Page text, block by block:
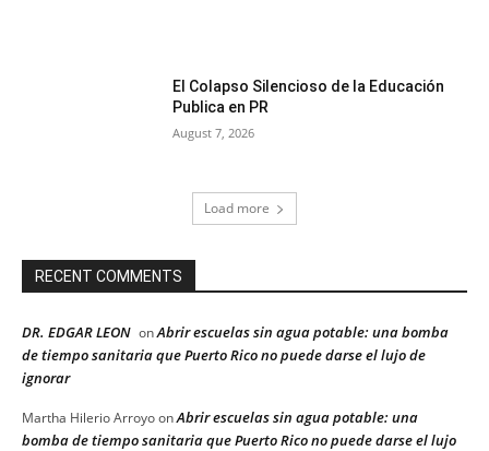
El Colapso Silencioso de la Educación
Publica en PR
August 7, 2026
Load more
RECENT COMMENTS
DR. EDGAR LEON onAbrir escuelas sin agua potable: una bomba
de tiempo sanitaria que Puerto Rico no puede darse el lujo de
ignorar
Martha Hilerio ArroyoonAbrir escuelas sin agua potable: una
bomba de tiempo sanitaria que Puerto Rico no puede darse el lujo